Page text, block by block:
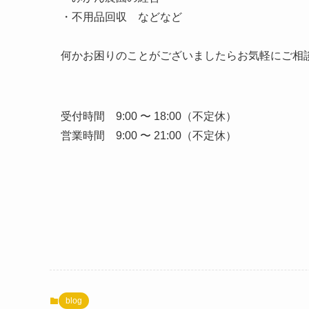
・不用品回収 などなど
何かお困りのことがございましたらお気軽にご相
受付時間 9:00 〜 18:00（不定休）
営業時間 9:00 〜 21:00（不定休）
blog